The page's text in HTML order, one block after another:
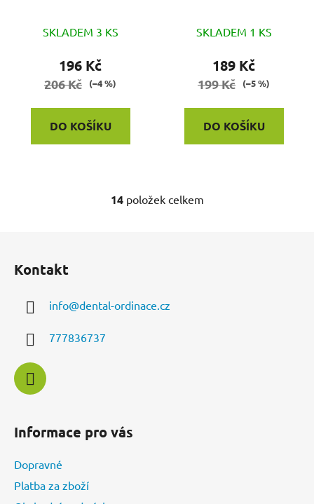
SKLADEM 3 KS
196 Kč
206 Kč (–4 %)
DO KOŠÍKU
SKLADEM 1 KS
189 Kč
199 Kč (–5 %)
DO KOŠÍKU
O
í
14položek celkem
Kontakt
info@dental-ordinace.cz
777836737
Informace pro vás
Dopravné
Platba za zboží